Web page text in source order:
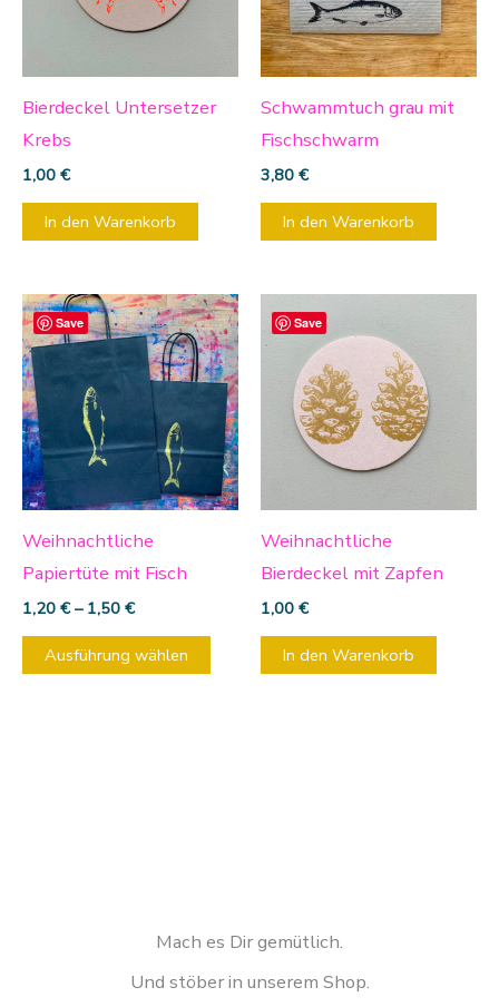
Bierdeckel Untersetzer
Krebs
1,00 €
In den Warenkorb
Schwammtuch grau mit
Fischschwarm
3,80 €
In den Warenkorb
Save
Weihnachtliche
Papiertüte mit Fisch
1,20 €– 1,50 €
Ausführung wählen
Dieses
Produkt
weist
mehrere
Varianten
auf.
Die
Optionen
können
der
Produktseite
Save
Weihnachtliche
Bierdeckel mit Zapfen
1,00 €
In den Warenkorb
Mach es Dir gemütlich.
Und stöber in unserem Shop.